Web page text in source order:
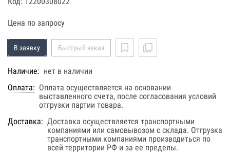
Цена по запросу
В заявку Быстрый заказ
Наличие: нет в наличии
Оплата: Оплата осуществляется на основании
выставленного счета, после согласования условий
отгрузки партии товара.
Доставка: Доставка осуществляется транспортными
компаниями или самовывозом с склада. Отгрузка
транспортными компаниями производиться по
всей территории РФ и за ее пределы.